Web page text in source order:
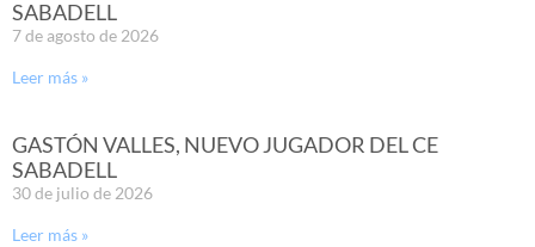
SABADELL
7 de agosto de 2026
Leer más »
GASTÓN VALLES, NUEVO JUGADOR DEL CE
SABADELL
30 de julio de 2026
Leer más »